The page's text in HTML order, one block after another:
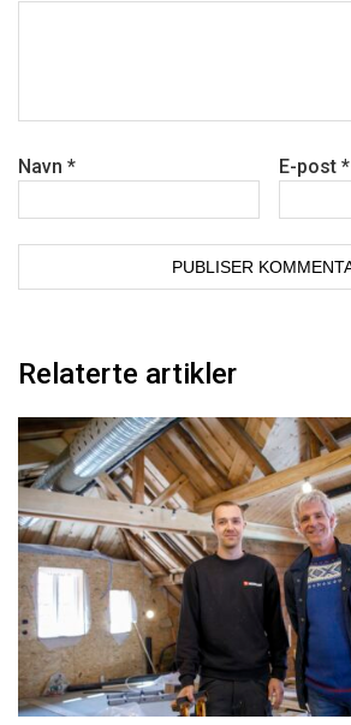
Navn * E-post*
Relaterte artikler